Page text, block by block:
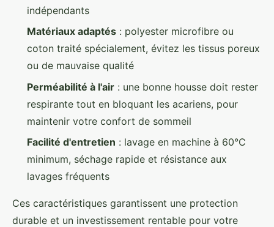
indépendants
Matériaux adaptés : polyester microfibre ou
coton traité spécialement, évitez les tissus poreux
ou de mauvaise qualité
Perméabilité à l'air : une bonne housse doit rester
respirante tout en bloquant les acariens, pour
maintenir votre confort de sommeil
Facilité d'entretien : lavage en machine à 60°C
minimum, séchage rapide et résistance aux
lavages fréquents
Ces caractéristiques garantissent une protection
durable et un investissement rentable pour votre